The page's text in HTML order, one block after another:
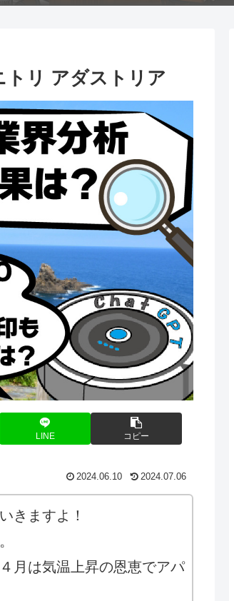
トリ アダストリア
LINE コピー
2024.06.10 2024.07.06
きますよ！
月は気温上昇の恩恵でアパ